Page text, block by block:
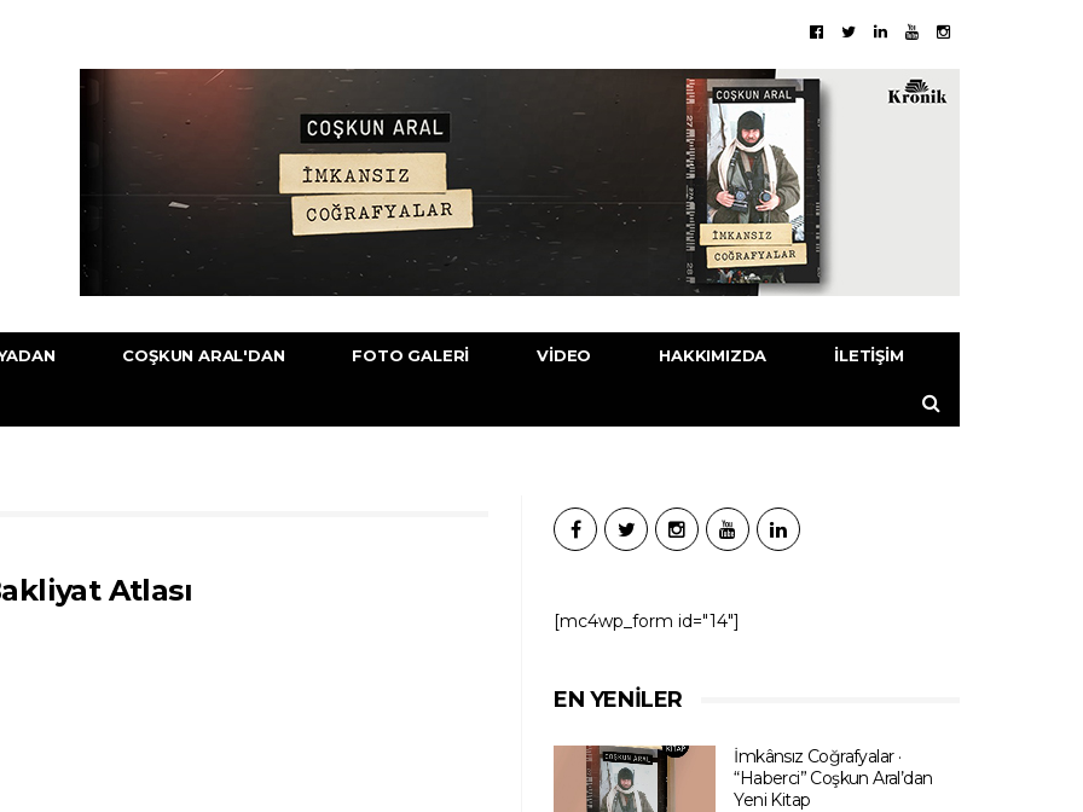
COŞKUN ARAL'DAN FOTO GALERI VIDEO HAKKIMIZDA İLETIŞIM
Atlası
[mc4wp_form id="14"]
EN YENILER
İmkânsız Coğrafyalar ·
“Haberci” Coşkun Aral’dan
Yeni Kitap